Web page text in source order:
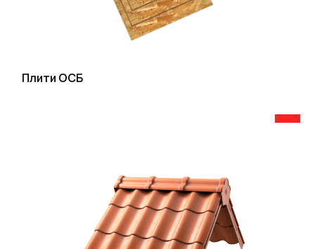
Плити ОСБ